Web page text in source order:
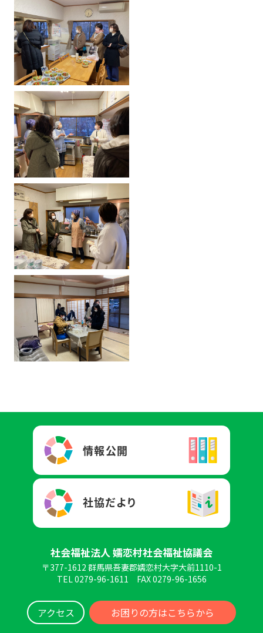
社会福祉法人 嬬恋村社会福祉協議会
〒377-1612 群馬県吾妻郡嬬恋村大字大前1110-1
TEL 0279-96-1611
FAX 0279-96-1656
アクセス お困りの方はこちらから